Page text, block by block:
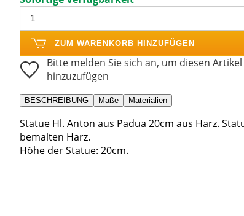
ZUM WARENKORB HINZUFÜGEN
Bitte melden Sie sich an, um diesen
hinzuzufügen
BESCHREIBUNG Maße Materialien
Statue Hl. Anton aus Padua 20cm aus Harz.
bemalten Harz.
Höhe der Statue: 20cm.